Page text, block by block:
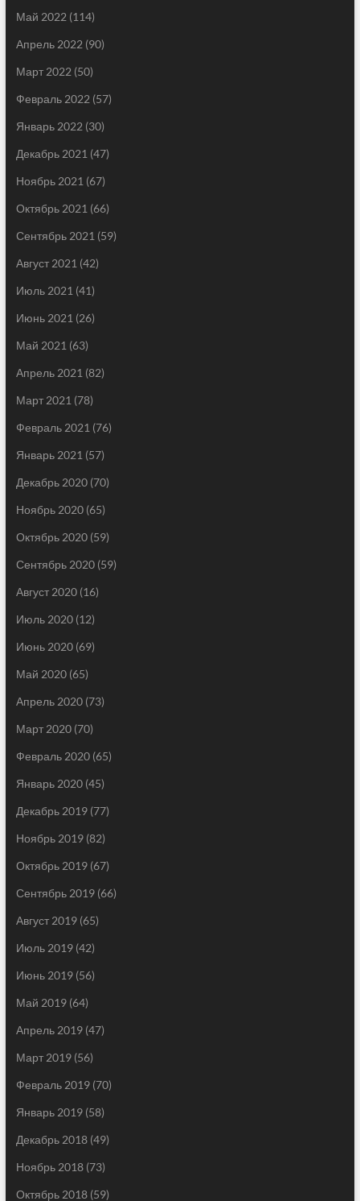
Май 2022 (114)
Апрель 2022 (90)
Март 2022 (50)
Февраль 2022 (57)
Январь 2022 (30)
Декабрь 2021 (47)
Ноябрь 2021 (67)
Октябрь 2021 (66)
Сентябрь 2021 (59)
Август 2021 (42)
Июль 2021 (41)
Июнь 2021 (26)
Май 2021 (63)
Апрель 2021 (82)
Март 2021 (78)
Февраль 2021 (76)
Январь 2021 (57)
Декабрь 2020(70)
Ноябрь 2020(65)
Октябрь 2020(59)
Сентябрь 2020(59)
Август 2020(16)
Июль 2020(12)
Июнь 2020(69)
Май 2020(65)
Апрель 2020(73)
Март 2020(70)
Февраль 2020(65)
Январь 2020(45)
Декабрь 2019(77)
Ноябрь 2019(82)
Октябрь 2019(67)
Сентябрь 2019(66)
Август 2019(65)
Июль 2019(42)
Июнь 2019(56)
Май 2019(64)
Апрель 2019(47)
Март 2019(56)
Февраль 2019(70)
Январь 2019(58)
Декабрь 2018(49)
Ноябрь 2018(73)
Октябрь 2018(59)